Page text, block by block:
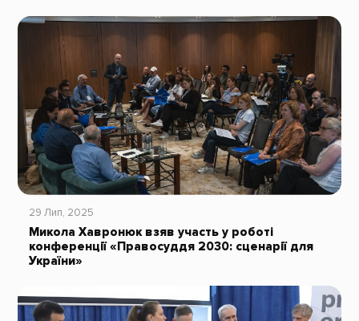
29 Лип, 2025
Микола Хавронюк взяв участь у роботі
конференції «Правосуддя 2030: сценарії для
України»